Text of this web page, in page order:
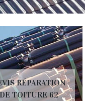
RÉPARATION
TOITURE 62